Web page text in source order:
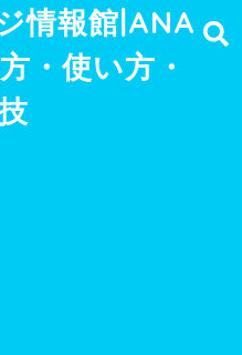
情報館|ANA
・使い方・